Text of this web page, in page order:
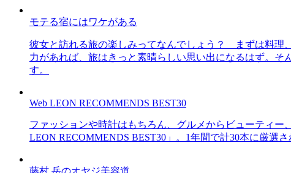
モテる宿にはワケがある
彼女と訪れる旅の楽しみってなんでしょう？ まずは料理
力があれば、旅はきっと素晴らしい思い出になるはず。そ
す。
Web LEON RECOMMENDS BEST30
ファッションや時計はもちろん、グルメからビューティー
LEON RECOMMENDS BEST30」。1年間で計30本に厳選
藤村 岳のオヤジ美容道